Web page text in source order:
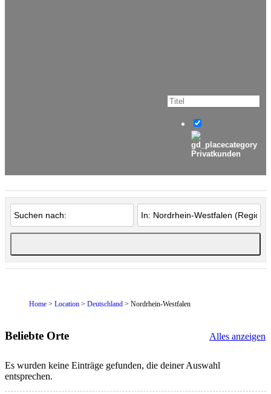
Privatkunden
Home > Location > Deutschland > Nordrhein-Westfalen
Beliebte Orte Alles anzeigen
Es wurden keine Einträge gefunden, die deiner Auswahl
entsprechen.